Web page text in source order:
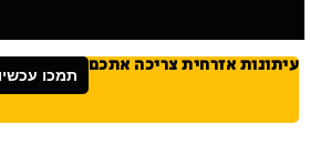
עיתונות אזרחית צריכה אתכם תמכו